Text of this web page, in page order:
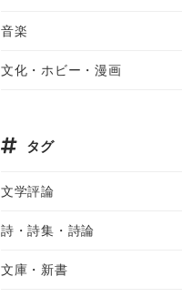
音楽
文化・ホビー・漫画
タグ
文学評論
詩・詩集・詩論
文庫・新書